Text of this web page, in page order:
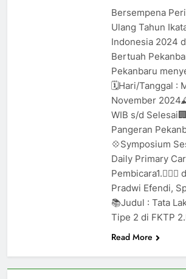
Bersempena
Ulang Tahun
Indonesia 2024
Bertuah
Pekanbaru
🗓️Hari/Tanggal :
November
WIB s/d
Pangeran
💠Symposium
Daily Primary
Pembicara1.🤵🏻‍♀
Pradwi Efendi,
📚Judul : Tata
Tipe 2 di FKTP
Read More